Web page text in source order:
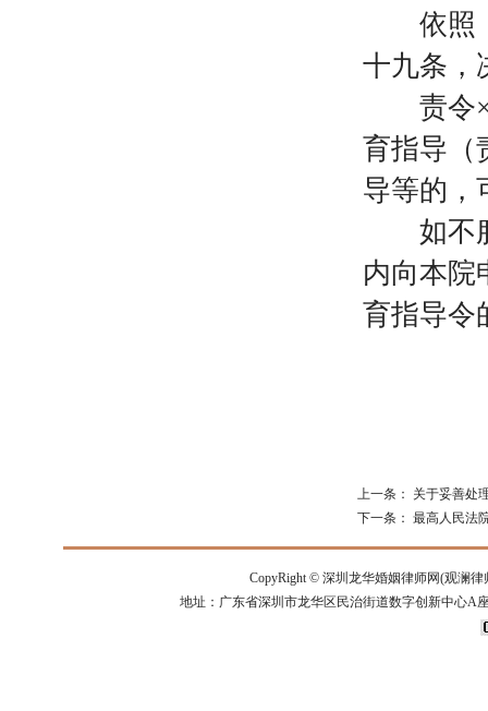
依照《
十九条，
责令
育指导（
导等的，
如不服
内向本院
育指导令
上一条：
关于妥善处
下一条： 最高人民法
CopyRight © 深圳龙华婚姻律师网(观澜律
地址：广东省深圳市龙华区民治街道数字创新中心